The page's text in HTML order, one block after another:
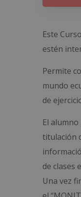
Este
estén
Permite
mundo
de
El
titulación
de clases
Una vez